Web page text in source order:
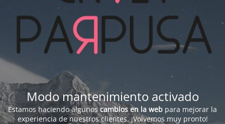
Modo mantenimiento activado
Estamos haciendo algunoscambios en la web para mejorar la
experiencia de nuestros clientes. ¡Volvemos muy pronto!